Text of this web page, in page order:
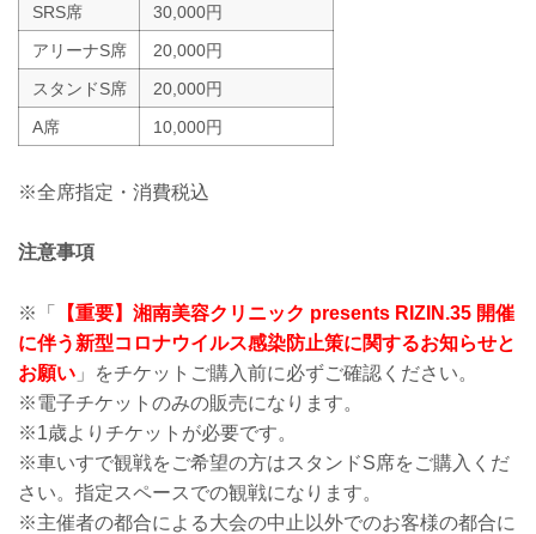
SRS席
30,000円
アリーナS席
20,000円
スタンドS席
20,000円
A席
10,000円
※全席指定・消費税込
注意事項
※「
【重要】湘南美容クリニック presents RIZIN.35 開催
に伴う新型コロナウイルス感染防止策に関するお知らせと
お願い 」をチケットご購入前に必ずご確認ください。
※電子チケットのみの販売になります。
※1歳よりチケットが必要です。
※車いすで観戦をご希望の方はスタンドS席をご購入くだ
さい。指定スペースでの観戦になります。
※主催者の都合による大会の中止以外でのお客様の都合に